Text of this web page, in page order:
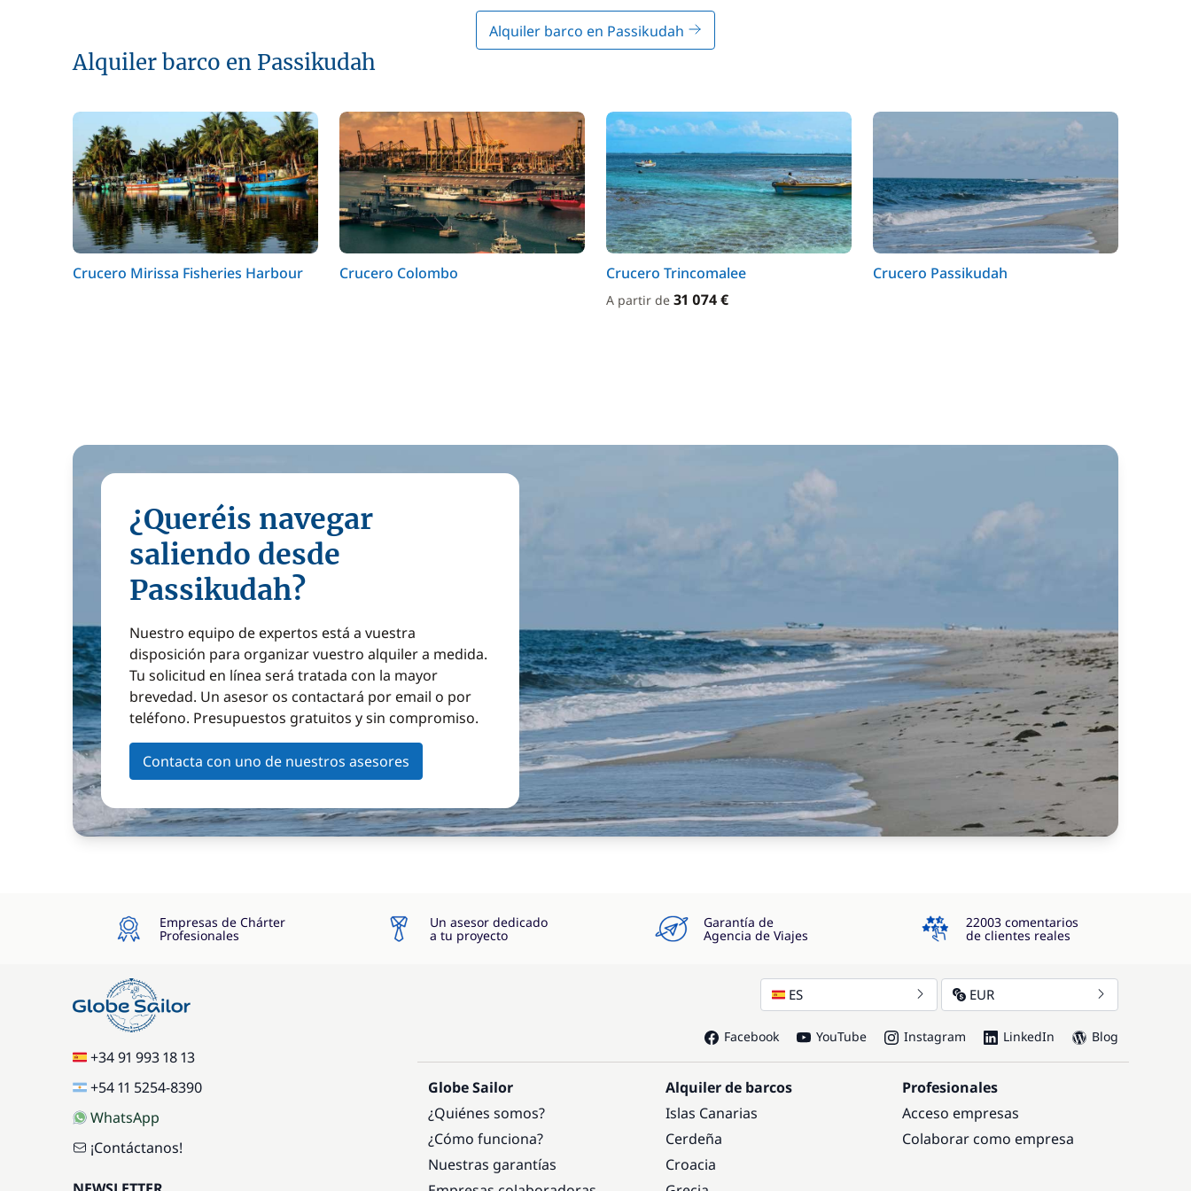
Alquiler barco en Passikudah
Alquiler barco en Passikudah
Crucero Mirissa Fisheries Harbour Crucero Colombo Crucero Trincomalee
A partir de 31 074 €
Crucero Passikudah
¿Queréis navegar
saliendo desde
Passikudah?
Nuestro equipo de expertos está a vuestra
disposición para organizar vuestro alquiler a medida.
Tu solicitud en línea será tratada con la mayor
brevedad. Un asesor os contactará por email o por
teléfono. Presupuestos gratuitos y sin compromiso.
Contacta con uno de nuestros asesores
Empresas de Chárter
Profesionales
Un asesor dedicado
a tu proyecto
Garantía de
Agencia de Viajes
4.3
22003 comentarios
de clientes reales
+34 91 993 18 13
+54 11 5254-8390
WhatsApp
¡Contáctanos!
ES EUR
Facebook YouTube Instagram LinkedIn Blog
Globe Sailor
¿Quiénes somos?
¿Cómo funciona?
Nuestras garantías
Alquiler de barcos
Islas Canarias
Cerdeña
Croacia
Profesionales
Acceso empresas
Colaborar como empresa